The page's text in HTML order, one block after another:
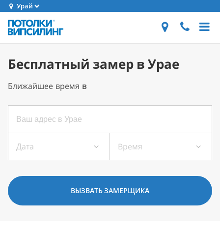
Урай
Бесплатный замер в Урае
Ближайшее время в
Дата Время
ВЫЗВАТЬ ЗАМЕРЩИКА